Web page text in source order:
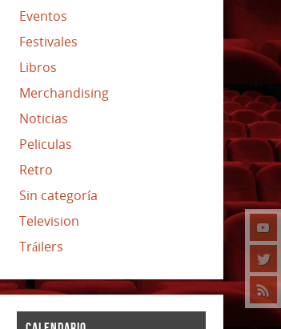
Eventos
Festivales
Libros
Merchandising
Noticias
Peliculas
Retro
Sin categoría
Television
Tráilers